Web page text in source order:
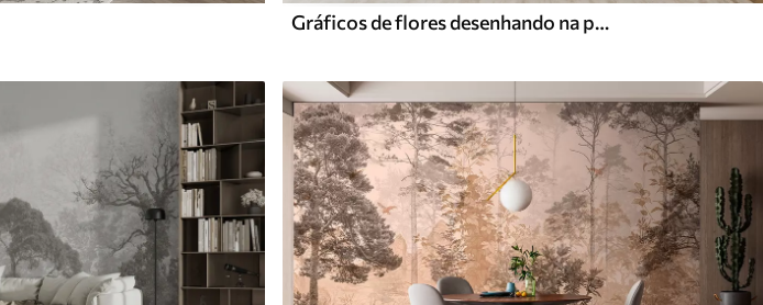
Gráficos de flores desenhando na parede do loft